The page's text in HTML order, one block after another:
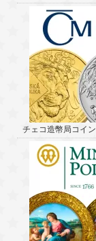
チェコ造幣局コイン